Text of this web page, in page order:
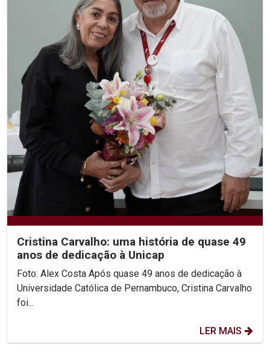
Cristina Carvalho: uma história de quase 49
anos de dedicação à Unicap
Foto: Alex Costa Após quase 49 anos de dedicação à
Universidade Católica de Pernambuco, Cristina Carvalho
foi...
LER MAIS